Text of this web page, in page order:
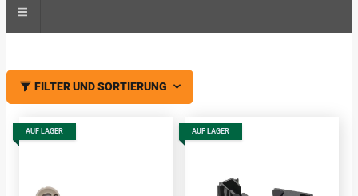
FILTER UND SORTIERUNG
AUF LAGER AUF LAGER